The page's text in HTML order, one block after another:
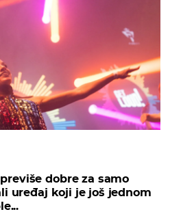
dobre za samo
uređaj koji je još jednom